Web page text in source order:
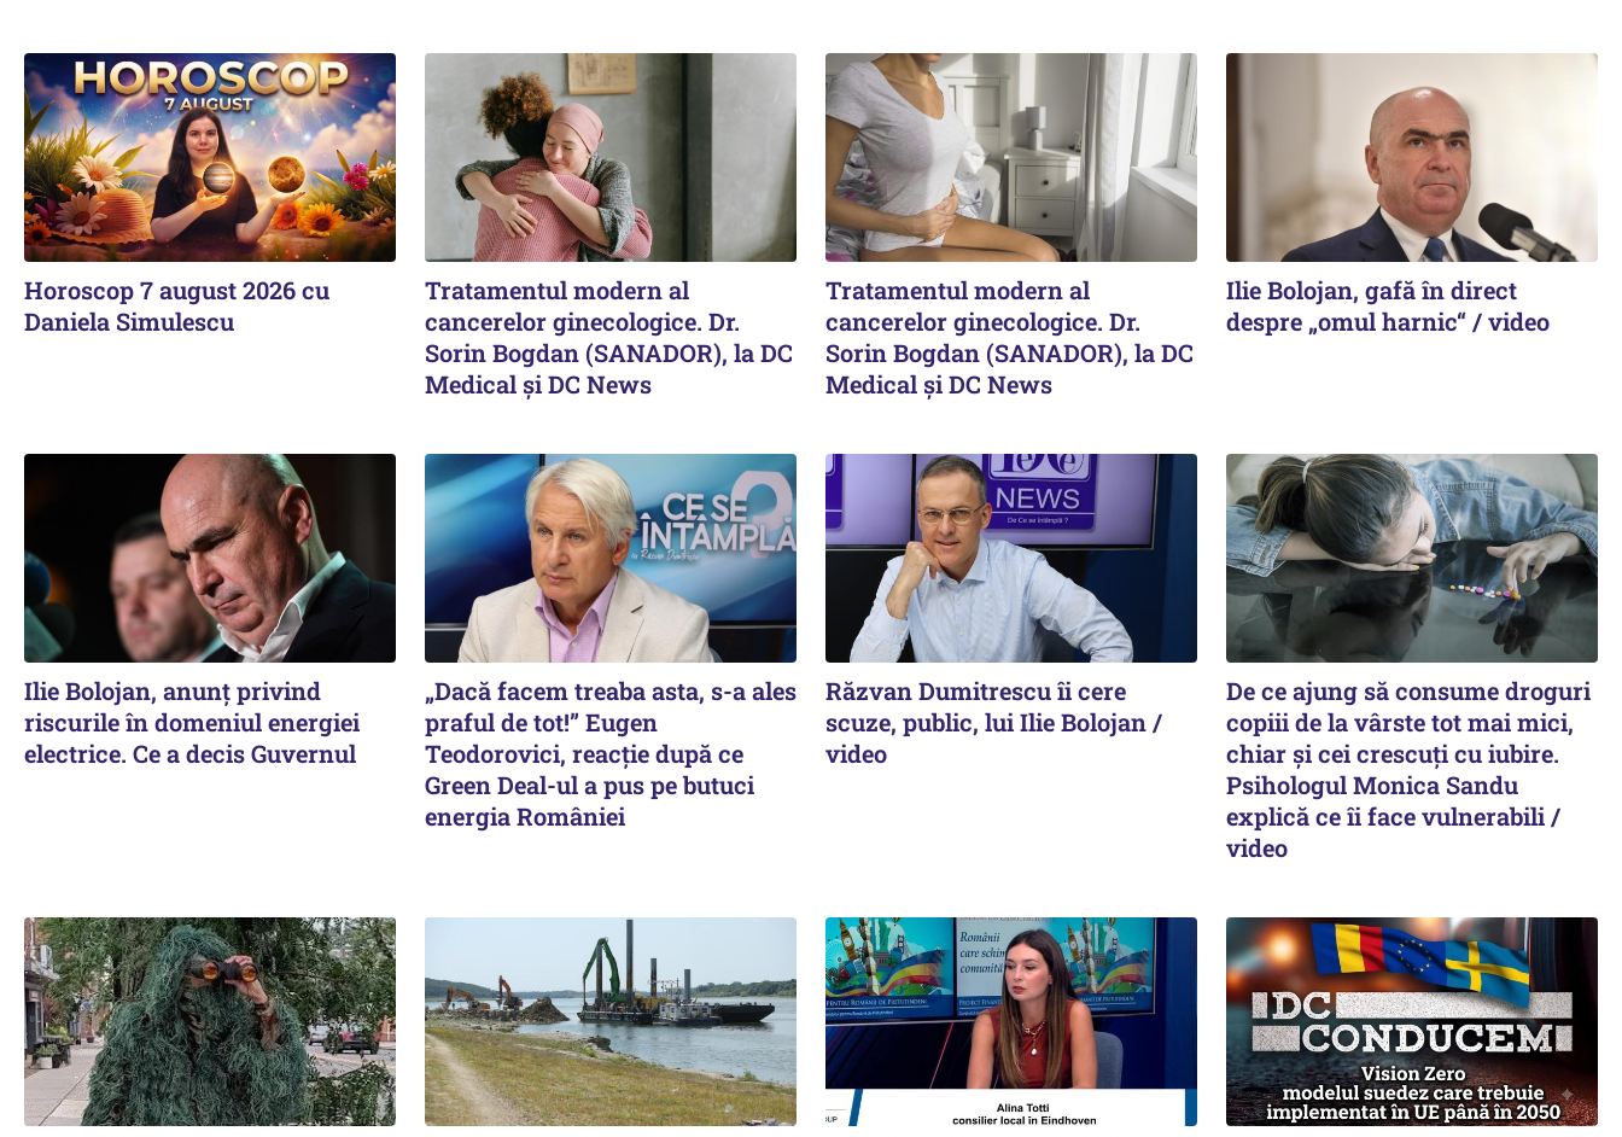
Horoscop 7 august 2026 cu
Daniela Simulescu
Tratamentul modern al
cancerelor ginecologice. Dr.
Sorin Bogdan (SANADOR), la DC
Medical și DC News
Tratamentul modern al
cancerelor ginecologice. Dr.
Sorin Bogdan (SANADOR), la DC
Medical și DC News
Ilie Bolojan, gafă în direct
despre „omul harnic“ / video
Ilie Bolojan, anunț privind
riscurile în domeniul energiei
electrice. Ce a decis Guvernul
„Dacă facem treaba asta, s-a ales
praful de tot!” Eugen
Teodorovici, reacție după ce
Green Deal-ul a pus pe butuci
energia României
Răzvan Dumitrescu îi cere
scuze, public, lui Ilie Bolojan /
video
De ce ajung să consume droguri
copiii de la vârste tot mai mici,
chiar și cei crescuți cu iubire.
Psihologul Monica Sandu
explică ce îi face vulnerabili /
video